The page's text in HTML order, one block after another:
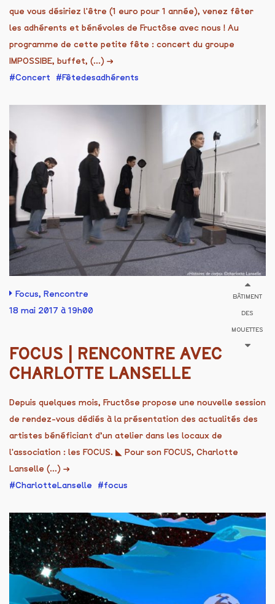
que vous désiriez l'être (1 euro pour 1 année), venez fêter
les adhérents et bénévoles de Fructôse avec nous ! Au
programme de cette petite fête : concert du groupe
IMPOSSIBE, buffet, (...) →
Concert
Fêtedesadhérents
Focus, Rencontre
18 mai 2017 à 19h00
BÂTIMENT
DES
MOUETTES
FOCUS | RENCONTRE AVEC
CHARLOTTE LANSELLE
Depuis quelques mois, Fructôse propose une nouvelle session
de rendez-vous dédiés à la présentation des actualités des
artistes bénéficiant d’un atelier dans les locaux de
l'association : les FOCUS. ◣ Pour son FOCUS, Charlotte
Lanselle (...) →
CharlotteLanselle
focus